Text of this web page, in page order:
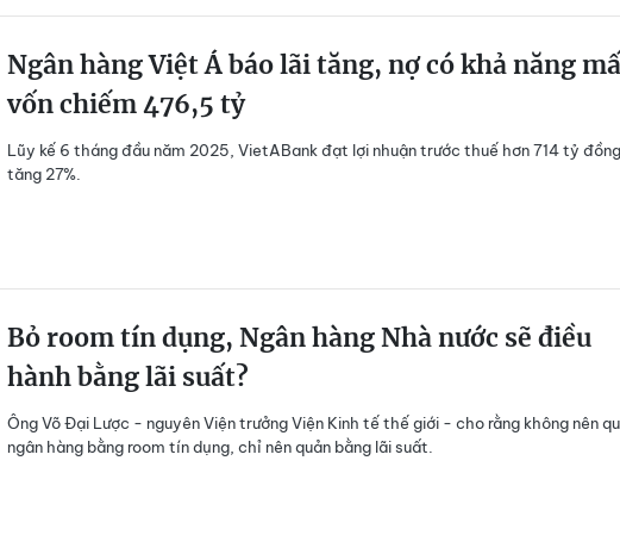
Ngân hàng Việt Á báo lãi tăng, nợ có khả năng
vốn chiếm 476,5 tỷ
Lũy kế 6 tháng đầu năm 2025, VietABank đạt lợi nhuận trước thuế hơn 714 tỷ
tăng 27%.
Bỏ room tín dụng, Ngân hàng Nhà nước sẽ điều
hành bằng lãi suất?
Ông Võ Đại Lược - nguyên Viện trưởng Viện Kinh tế thế giới - cho rằng không nên
ngân hàng bằng room tín dụng, chỉ nên quản bằng lãi suất.